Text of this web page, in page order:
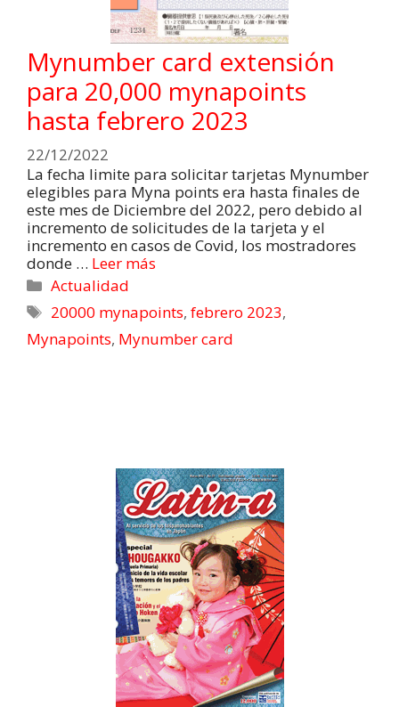
Mynumber card extensión
para 20,000 mynapoints
hasta febrero 2023
22/12/2022
La fecha limite para solicitar tarjetas Mynumber
elegibles para Myna points era hasta finales de
este mes de Diciembre del 2022, pero debido al
incremento de solicitudes de la tarjeta y el
incremento en casos de Covid, los mostradores
donde … Leer más
Actualidad
20000 mynapoints,febrero 2023,
Mynapoints, Mynumber card